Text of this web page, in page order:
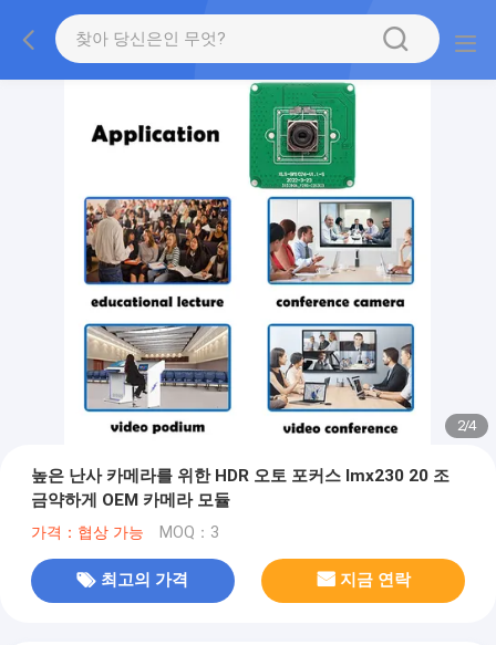
2/4
높은 난사 카메라를 위한 HDR 오토 포커스 Imx230 20 조
금약하게 OEM 카메라 모듈
가격：협상 가능 MOQ：3
최고의 가격 지금 연락